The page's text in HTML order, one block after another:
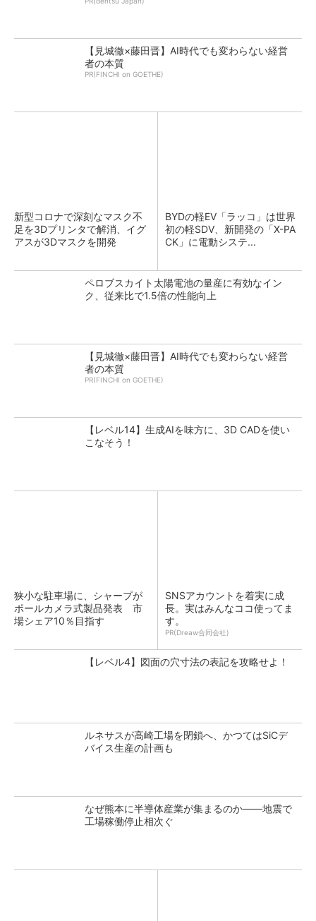
【見城徹×藤田晋】AI時代でも変わらない経営
者の本質
PR(FINCHI on GOETHE)
新型コロナで深刻なマスク不
足を3Dプリンタで解消、イグ
アスが3Dマスクを開発
BYDの軽EV「ラッコ」は世界
初の軽SDV、新開発の「X-PA
CK」に電動システ...
ペロブスカイト太陽電池の量産に有効なイン
ク、従来比で1.5倍の性能向上
【見城徹×藤田晋】AI時代でも変わらない経営
者の本質
PR(FINCHI on GOETHE)
【レベル14】生成AIを味方に、3D CADを使い
こなそう！
狭小な駐車場に、シャープが
ポールカメラ式製品発表 市
場シェア10％目指す
SNSアカウントを着実に成
長。実はみんなココ使ってま
す。
PR(Dreaw合同会社)
【レベル4】図面の穴寸法の表記を攻略せよ！
ルネサスが高崎工場を閉鎖へ、かつてはSiCデ
バイス生産の計画も
なぜ熊本に半導体産業が集まるのか――地震で
工場稼働停止相次ぐ